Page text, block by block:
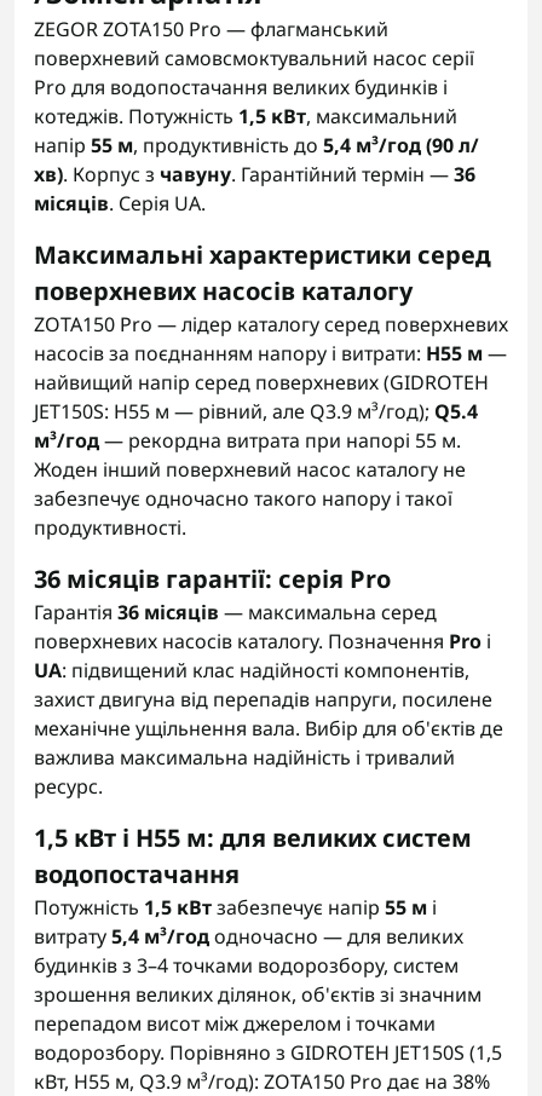
ZEGOR ZOTA150 Pro — флагманський
поверхневий самовсмоктувальний насос серії
Pro для водопостачання великих будинків і
котеджів. Потужність 1,5 кВт, максимальний
напір 55 м, продуктивність до 5,4 м³/год (90 л/
хв). Корпус з чавуну. Гарантійний термін —36
місяців. Серія UA.
Максимальні характеристики серед
поверхневих насосів каталогу
ZOTA150 Pro — лідер каталогу серед поверхневих
насосів за поєднанням напору і витрати: H55 м—
найвищий напір серед поверхневих (GIDROTEH
JET150S: H55 м — рівний, але Q3.9 м³/год); Q5.4
м³/год— рекордна витрата при напорі 55 м.
Жоден інший поверхневий насос каталогу не
забезпечує одночасно такого напору і такої
продуктивності.
36 місяців гарантії: серія Pro
Гарантія 36 місяців — максимальна серед
поверхневих насосів каталогу. Позначення Pro і
UA: підвищений клас надійності компонентів,
захист двигуна від перепадів напруги, посилене
механічне ущільнення вала. Вибір для об'єктів де
важлива максимальна надійність і тривалий
ресурс.
1,5 кВт і H55 м: для великих систем
водопостачання
Потужність 1,5 кВтзабезпечує напір 55 м і
витрату5,4 м³/гододночасно — для великих
будинків з 3–4 точками водорозбору, систем
зрошення великих ділянок, об'єктів зі значним
перепадом висот між джерелом і точками
водорозбору. Порівняно з GIDROTEH JET150S (1,5
кВт, H55 м, Q3.9 м³/год): ZOTA150 Pro дає на 38%